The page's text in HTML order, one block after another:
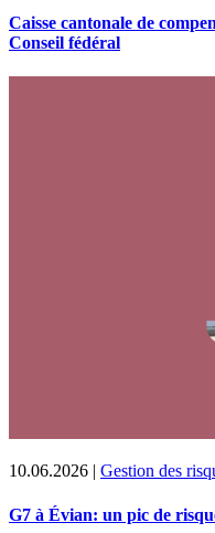
Caisse cantonale de
Conseil fédéral
10.06.2026 | Gestion des
G7 à Évian: un pic de